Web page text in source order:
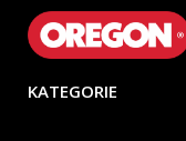
KATEGORIE